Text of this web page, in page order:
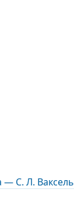
— С. Л. Ваксель